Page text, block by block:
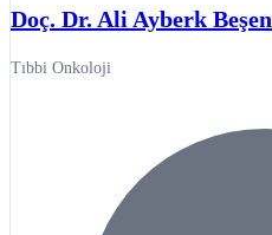
Doç. Dr. Ali Ayberk Beşen
Tıbbi Onkoloji